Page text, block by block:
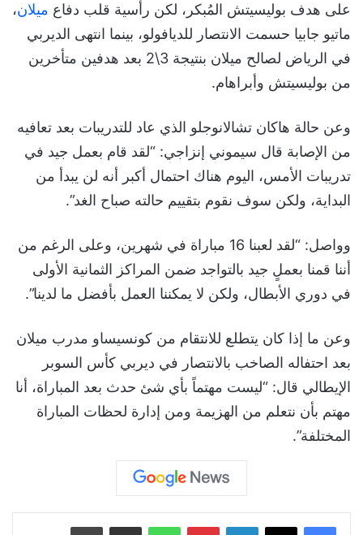
على هدف بوليسيتش المُبكر، لكن رأسية قلب دفاع ميلان،
ماتيو جابيا حسمت الانتصار للديافولو، بينما انتهى الديربي
في الرياض لصالح ميلان بنتيجة 3\2 بعد هدفين متأخرين
من بوليسيتش وأبراهام.
وعن حالة هاكان تشالانوجلو الذي عاد للتدريبات بعد تعافيه
من الإصابة قال سيموني إنزاجي: “لقد قام بعمل جيد في
تدريبات الأمس، اليوم هناك احتمال أكبر أنه لن يبدأ من
البداية، ولكن سوف نقوم بتقييم حالته صباح الغد”.
وواصل: “لقد لعبنا 16 مباراة في شهرين، وعلى الرغم من
أننا قمنا بعملٍ جيد بالتواجد ضمن المراكز الثمانية الأولى
في دوري الأبطال، ولكن لا يمكننا العمل بأفضل ما لدينا”.
وعن ما إذا كان يتطلع للانتقام من كونسيساو مدرب ميلان
بعد احتفاله الصاخب بالانتصار في ديربي كأس السوبر
الإيطالي قال: “ليست مهتماً بأي شئ حدث بعد المباراة، أنا
مهتم بأن نتعلم من الهزيمة ومن إدارة لحظات المباراة
المختلفة”.
لينكدإن بينتيريست واتساب